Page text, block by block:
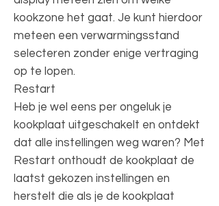
kookzone het gaat. Je kunt hierdoor
meteen een verwarmingsstand
selecteren zonder enige vertraging
op te lopen.
Restart
Heb je wel eens per ongeluk je
kookplaat uitgeschakelt en ontdekt
dat alle instellingen weg waren? Met
Restart onthoudt de kookplaat de
laatst gekozen instellingen en
herstelt die als je de kookplaat